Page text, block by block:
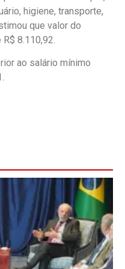
higiene, transporte,
que valor do
8.110,92.
ao salário mínimo